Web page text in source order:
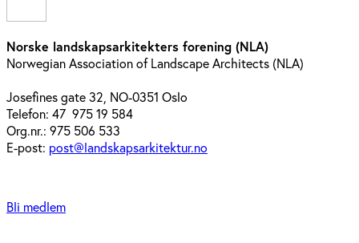
Norske landskapsarkitekters forening (NLA)
Norwegian Association of Landscape Architects (NLA)
Josefines gate 32, NO-0351 Oslo
Telefon: 47 975 19 584
Org.nr.: 975 506 533
E-post: post@landskapsarkitektur.no
Bli medlem